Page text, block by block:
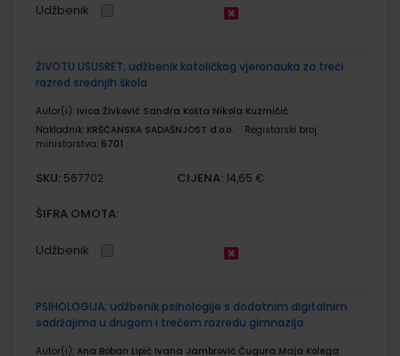
Udžbenik
ŽIVOTU USUSRET; udžbenik katoličkog vjeronauka za treći
razred srednjih škola
Autor(i): Ivica Živković Sandra Košta Nikola Kuzmičić
Nakladnik: KRŠĆANSKA SADAŠNJOST d.o.o.
Registarski broj
ministarstva: 6701
SKU: 567702 CIJENA: 14,65 €
ŠIFRA OMOTA:
Udžbenik
PSIHOLOGIJA; udžbenik psihologije s dodatnim digitalnim
sadržajima u drugom i trećem razredu gimnazija
Autor(i): Ana Boban Lipić Ivana Jambrović Čugura Maja Kolega